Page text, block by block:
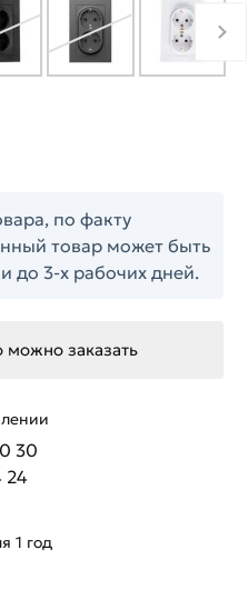
1 год
по факту
товар может быть
до 3-х рабочих дней.
можно заказать
30
24